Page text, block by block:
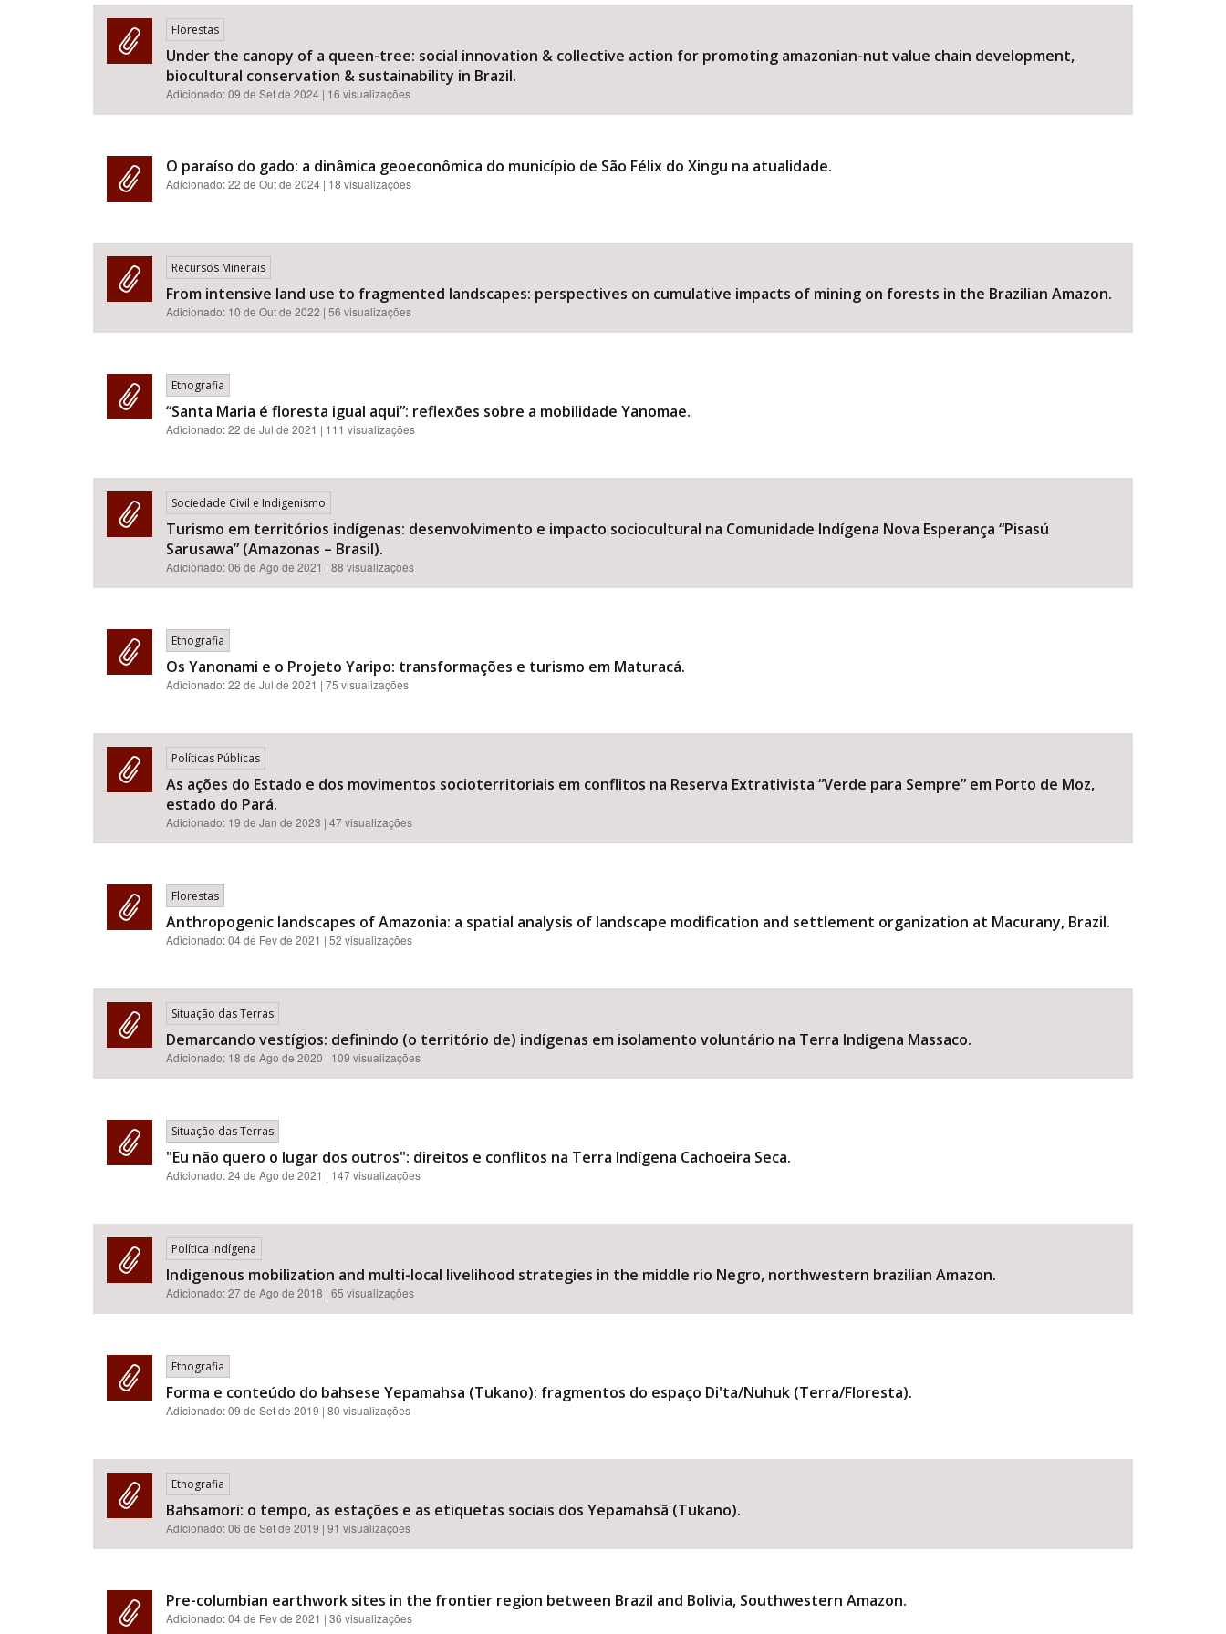
Área de Levantamento
Florestas
Under the canopy of a queen-tree: social innovation & collective action for promoting amazonian-nut value chain development,
biocultural conservation & sustainability in Brazil.
Adicionado:09 de Set de 2024 | 16 visualizações
O paraíso do gado: a dinâmica geoeconômica do município de São Félix do Xingu na atualidade.
Adicionado:22 de Out de 2024 | 18 visualizações
Recursos Minerais
From intensive land use to fragmented landscapes: perspectives on cumulative impacts of mining on forests in the Brazilian Amazon.
Adicionado: 10 de Out de 2022 | 56 visualizações
Etnografia
“Santa Maria é floresta igual aqui”: reflexões sobre a mobilidade Yanomae.
Adicionado:22 de Jul de 2021 | 111 visualizações
Sociedade Civil e Indigenismo
Turismo em territórios indígenas: desenvolvimento e impacto sociocultural na Comunidade Indígena Nova Esperança “Pisasú
Sarusawa” (Amazonas – Brasil).
Adicionado:06 de Ago de 2021 | 88 visualizações
Etnografia
Os Yanonami e o Projeto Yaripo: transformações e turismo em Maturacá.
Adicionado:22 de Jul de 2021 | 75 visualizações
Políticas Públicas
As ações do Estado e dos movimentos socioterritoriais em conflitos na Reserva Extrativista “Verde para Sempre” em Porto de Moz,
estado do Pará.
Adicionado: 19 de Jan de 2023 | 47 visualizações
Florestas
Anthropogenic landscapes of Amazonia: a spatial analysis of landscape modification and settlement organization at Macurany, Brazil.
Adicionado:04 de Fev de 2021 | 52 visualizações
Situação das Terras
Demarcando vestígios: definindo (o território de) indígenas em isolamento voluntário na Terra Indígena Massaco.
Adicionado: 18 de Ago de 2020 | 109 visualizações
Situação das Terras
"Eu não quero o lugar dos outros": direitos e conflitos na Terra Indígena Cachoeira Seca.
Adicionado:24 de Ago de 2021 | 147 visualizações
Política Indígena
Indigenous mobilization and multi-local livelihood strategies in the middle rio Negro, northwestern brazilian Amazon.
Adicionado:27 de Ago de 2018 | 65 visualizações
Etnografia
Forma e conteúdo do bahsese Yepamahsa (Tukano): fragmentos do espaço Di'ta/Nuhuk (Terra/Floresta).
Adicionado:09 de Set de 2019 | 80 visualizações
Etnografia
Bahsamori: o tempo, as estações e as etiquetas sociais dos Yepamahsã (Tukano).
Adicionado:06 de Set de 2019 | 91 visualizações
Pre-columbian earthwork sites in the frontier region between Brazil and Bolivia, Southwestern Amazon.
Adicionado:04 de Fev de 2021 | 36 visualizações